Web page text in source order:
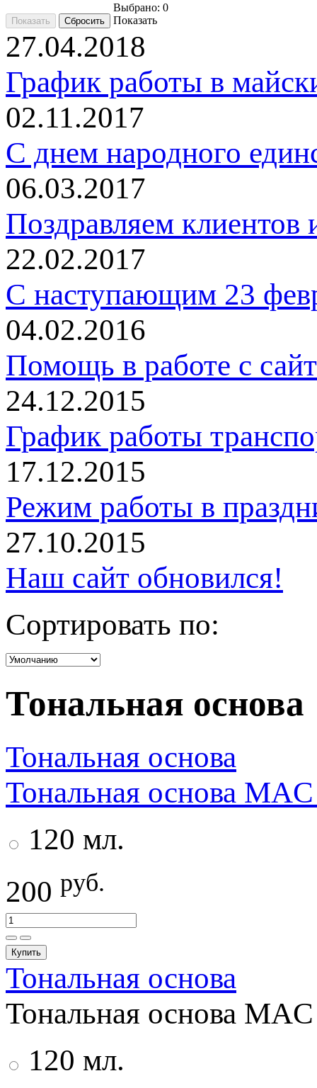
Выбрано: 0
Показать
27.04.2018
График работы в
02.11.2017
C днем народного
06.03.2017
Поздравляем клиентов
22.02.2017
С наступающим 23
04.02.2016
Помощь в работе с
24.12.2015
График работы
17.12.2015
Режим работы в
27.10.2015
Наш сайт обновился!
Сортировать по:
Тональная основа
Тональная основа
Тональная основа
120 мл.
200 руб.
Купить
Тональная основа
Тональная основа
120 мл.